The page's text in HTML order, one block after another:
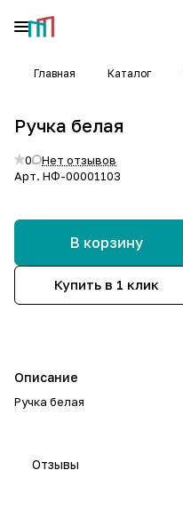
Главная Каталог
Ручка белая
0
Нет отзывов
Арт. НФ-00001103
В корзину
Купить в 1 клик
Описание
Ручка белая
Отзывы